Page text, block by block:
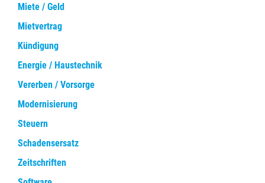
Miete / Geld
Mietvertrag
Kündigung
Energie / Haustechnik
Vererben / Vorsorge
Modernisierung
Steuern
Schadensersatz
Zeitschriften